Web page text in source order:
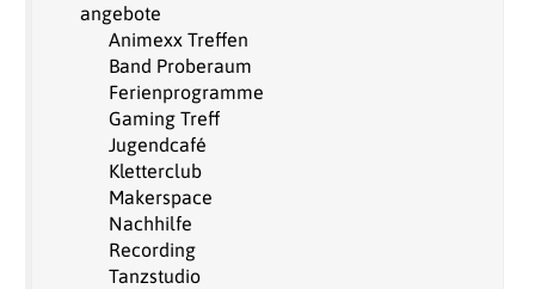
angebote
Animexx Treffen
Band Proberaum
Ferienprogramme
Gaming Treff
Jugendcafé
Kletterclub
Makerspace
Nachhilfe
Recording
Tanzstudio